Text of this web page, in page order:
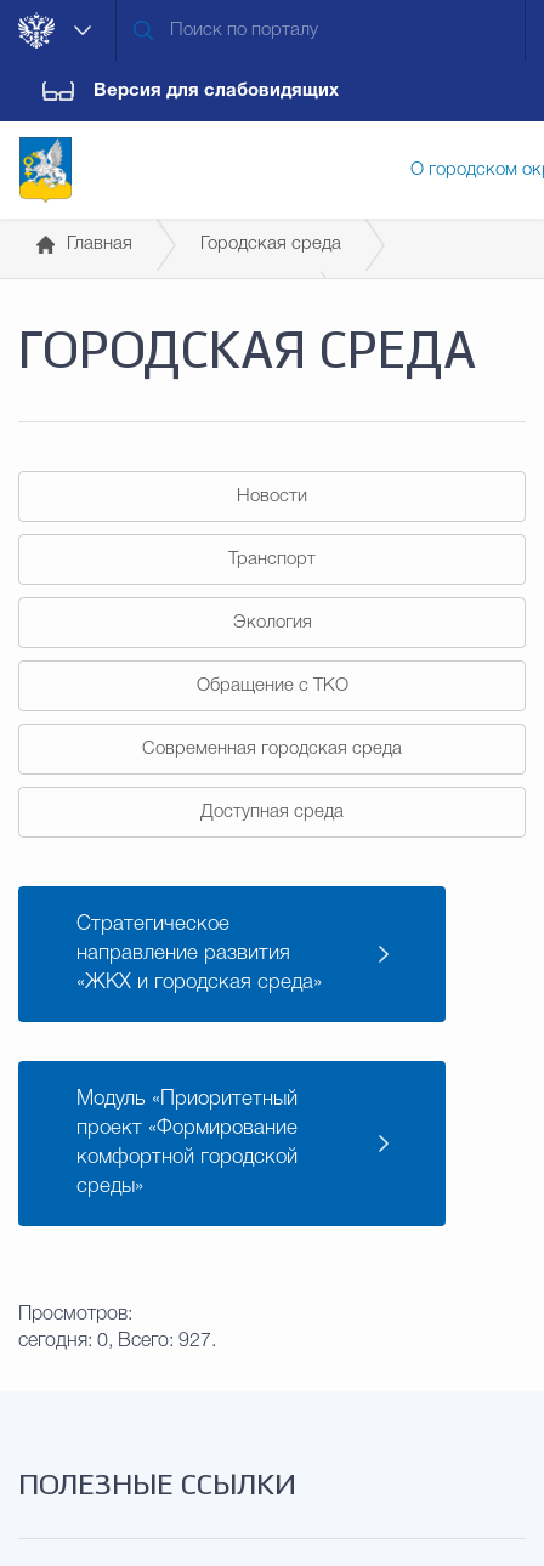
Версия для слабовидящих
О городском
Дума городского округа
Городская среда
Избирательная
Главная Городская среда
Полезные ресурсы
ГОРОДСКАЯ СРЕДА
Новости
Транспорт
Экология
Обращение с ТКО
Современная городская среда
Доступная среда
Стратегическое
направление развития
«ЖКХ и городская среда»
Модуль «Приоритетный
проект «Формирование
комфортной городской
среды»
Просмотров:
сегодня: 0, Всего: 927.
ПОЛЕЗНЫЕ ССЫЛКИ